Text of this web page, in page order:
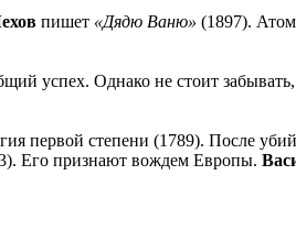
пишет «Дядю Ваню» (1897).
успех. Однако не стоит
первой степени (1789). После
Его признают вождем Европы.